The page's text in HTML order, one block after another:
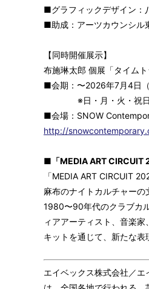
■グラフィックデザイン：
■助成：アーツカウンシル
【同時開催展示】
布施琳太郎 個展「タイム
■会期：〜2026年7月4日
※日・月・火・祝日
■会場：SNOW
http://
■「MEDIA ART CIRCUIT
「MEDIA ART CIRCUIT
麻布のナイトカルチャーの
1980〜90年代のクラブカ
ィアアーティスト、音楽
キットを通じて、新たな表
エイベックス株式会社／